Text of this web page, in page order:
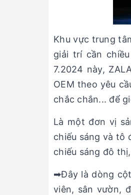
Khu vực trung
giải trí cần
7.2024 này,
OEM theo yêu
chắc chắn... để
Là một đơn vị
chiếu sáng và tô
chiếu sáng đô
➡Đây là dòng
viên, sân vườn,